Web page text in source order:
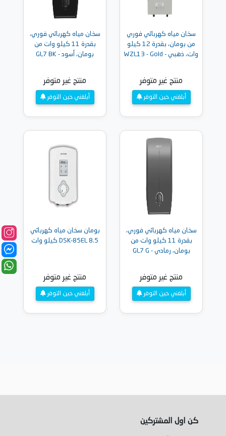
سخان مياه كهربائي فوري
من بومان، بقدرة 12 كيلو
وات، ذهبي - WZL13 - Gold
منتج غير متوفر
أبلغني حين التوفر
سخان مياه كهربائي فوري،
بقدرة 11 كيلو وات من
بومان، أسود - GL7 BK
منتج غير متوفر
أبلغني حين التوفر
سخان مياه كهربائي فوري،
بقدرة 11 كيلو وات من
بومان، رمادي - GL7 G
منتج غير متوفر
أبلغني حين التوفر
بومان سخان مياه كهربائي
DSK-85EL 8.5 كيلو وات
منتج غير متوفر
أبلغني حين التوفر
كن اول المشتركين